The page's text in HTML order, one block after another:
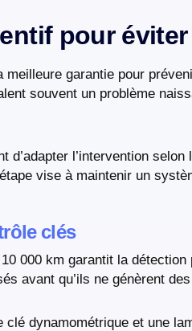
pour
garantie pour
souvent un problème
l’intervention
vise à maintenir un
clés
000 km garantit la détection
avant qu’ils ne génèrent
dynamométrique et une